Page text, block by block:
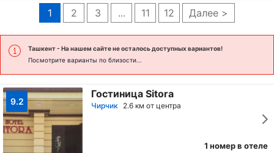
1 2 3 ... 11 12 Далее >
Ташкент- На нашем сайте не осталось доступных вариантов!
Посмотрите варианты по близости...
9.2
Гостиница Sitora
Чирчик 2.6 км от центра
1 номер в отеле